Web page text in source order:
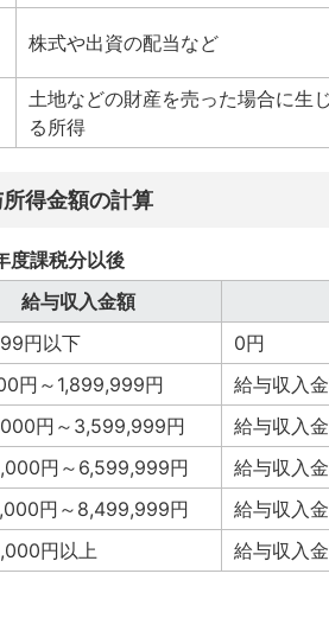
株式や出資の配当など
土地などの財産を売った場合に生じ
る所得
得金額の計算
度課税分以後
給与収入金額
円以下
0円
円～1,899,999円
給与収入
円～3,599,999円
給与収入
円～6,599,999円
給与収入
円～8,499,999円
給与収入
円以上
給与収入